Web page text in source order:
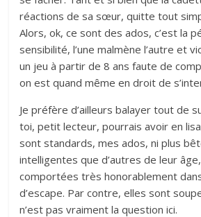
réactions de sa sœur, quitte tout
Alors, ok, ce sont des ados, c’est la
sensibilité, l’une malmène l’autre et
un jeu à partir de 8 ans faute de
on est quand même en droit de
Je préfère d’ailleurs balayer tout de
toi, petit lecteur, pourrais avoir en
sont standards, mes ados, ni plus
intelligentes que d’autres de leur
comportées très honorablement
d’escape. Par contre, elles sont
n’est pas vraiment la question ici.